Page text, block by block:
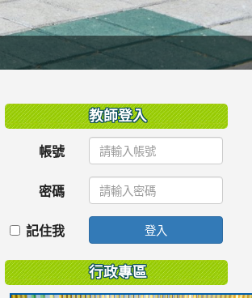
教師登入
帳號
密碼
記住我 登入
行政專區